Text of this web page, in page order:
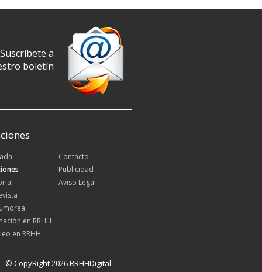
Suscríbete a
boletín
en RRHH
en RRHH
Contacto
Publicidad
Aviso Legal
© CopyRight 2026 RRHHDigital